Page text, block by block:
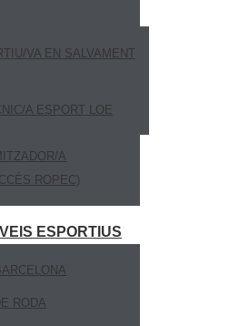
VA EN SALVAMENT
A ESPORT LOE
A
ROPEC)
ESPORTIUS
RODA